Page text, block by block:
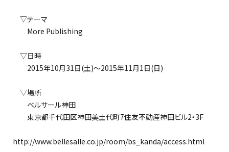
▽テーマ
More Publishing
▽日時
2015年10月31日(土)～2015年11月1日(日)
▽場所
ベルサール神田
東京都千代田区神田美土代町7住友不動産神田ビル2・3F
http://www.bellesalle.co.jp/room/bs_kanda/access.html